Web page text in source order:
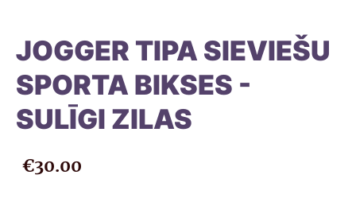
JOGGER TIPA SIEVIEŠU
SPORTA BIKSES -
SULĪGI ZILAS
€30.00